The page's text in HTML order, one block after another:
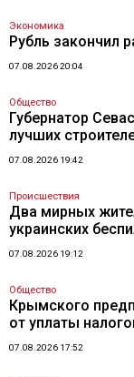
Экономика
Рубль закончил
07.08.2026 20:04
Общество
Губернатор
лучших
07.08.2026 19:42
Происшествия
Два мирных
украинских
07.08.2026 19:12
Общество
Крымского
от уплаты
07.08.2026 17:52